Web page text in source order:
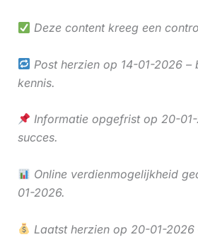
Deze content kreeg een
Post herzien op 14-01-2026 –
kennis.
Informatie opgefrist op 20-
succes.
Online verdienmogelijkheid
01-2026.
Laatst herzien op 20-01-2026